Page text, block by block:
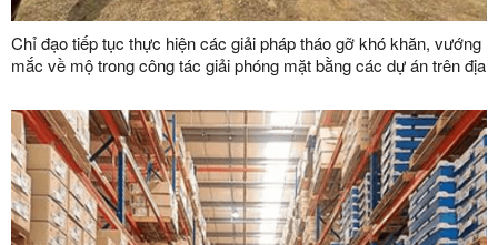
Chỉ đạo tiếp tục thực hiện các giải pháp tháo gỡ khó khăn, vướng
mắc về mộ trong công tác giải phóng mặt bằng các dự án trên địa